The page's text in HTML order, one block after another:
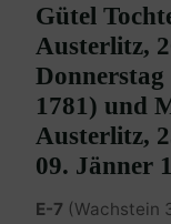
Gütel
Austerlitz,
Donnerstag
1781) und
Austerlitz,
09. Jänner
E-7 (Wachstein